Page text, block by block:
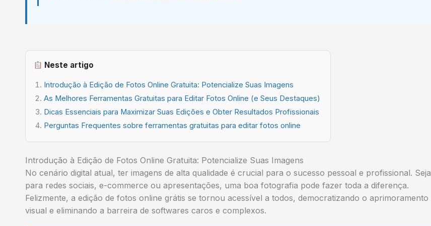
Neste artigo
Introdução à Edição de Fotos Online Gratuita: Potencialize Suas Imagens
As Melhores Ferramentas Gratuitas para Editar Fotos Online (e Seus Destaques)
Dicas Essenciais para Maximizar Suas Edições e Obter Resultados Profissionais
Perguntas Frequentes sobre ferramentas gratuitas para editar fotos online
Introdução à Edição de Fotos Online Gratuita: Potencialize Suas Imagens
No cenário digital atual, ter imagens de alta qualidade é crucial para o sucesso pessoal e profissional. Seja
para redes sociais, e-commerce ou apresentações, uma boa fotografia pode fazer toda a diferença.
Felizmente, a edição de fotos online grátis se tornou acessível a todos, democratizando o aprimoramento
visual e eliminando a barreira de softwares caros e complexos.